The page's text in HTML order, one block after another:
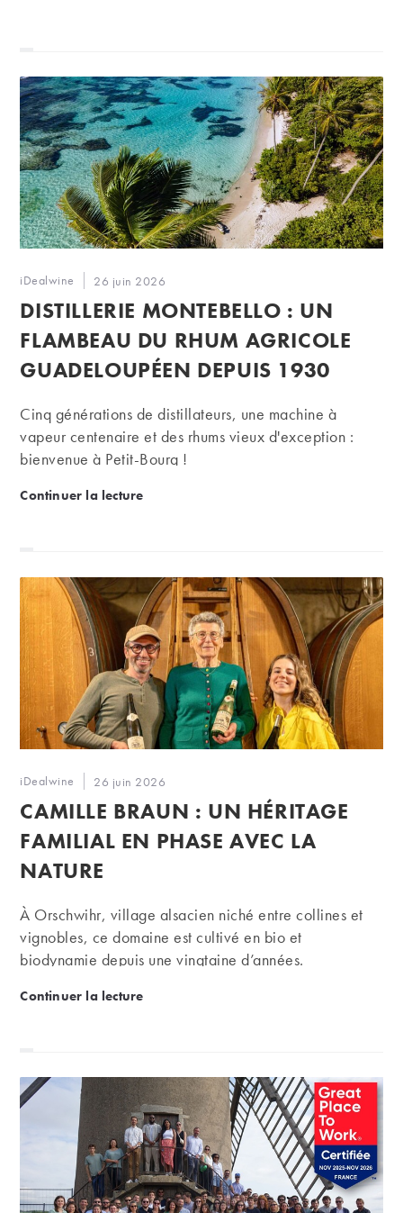
Auteur/autrice
la
publication :
iDealwine
Publication
publiée :
26 juin 2026
DISTILLERIE MONTEBELLO : UN
FLAMBEAU DU RHUM AGRICOLE
GUADELOUPÉEN DEPUIS 1930
Cinq générations de distillateurs, une machine à
vapeur centenaire et des rhums vieux d'exception :
bienvenue à Petit-Bourg !
Continuer la lectureDistillerie Montebello : un flambeau du rhum
Auteur/autrice
la
publication :
iDealwine
Publication
publiée :
26 juin 2026
CAMILLE BRAUN : UN HÉRITAGE
FAMILIAL EN PHASE AVEC LA
NATURE
À Orschwihr, village alsacien niché entre collines et
vignobles, ce domaine est cultivé en bio et
biodynamie depuis une vingtaine d’années.
Continuer la lectureCamille Braun : un héritage familial en phase avec